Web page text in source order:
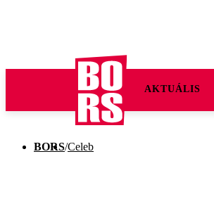
AKTUÁLIS
BORS/Celeb